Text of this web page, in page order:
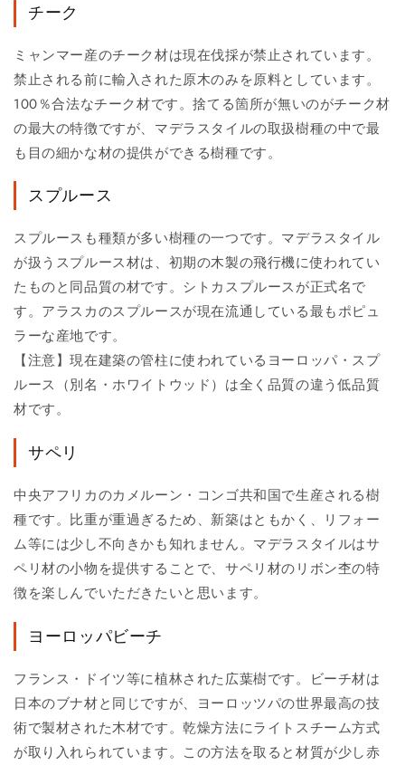
チーク
ミャンマー産のチーク材は現在伐採が禁止されています。
禁止される前に輸入された原木のみを原料としています。
100％合法なチーク材です。捨てる箇所が無いのがチーク材
の最大の特徴ですが、マデラスタイルの取扱樹種の中で最
も目の細かな材の提供ができる樹種です。
スプルース
スプルースも種類が多い樹種の一つです。マデラスタイル
が扱うスプルース材は、初期の木製の飛行機に使われてい
たものと同品質の材です。シトカスプルースが正式名で
す。アラスカのスプルースが現在流通している最もポピュ
ラーな産地です。
【注意】現在建築の管柱に使われているヨーロッパ・スプ
ルース（別名・ホワイトウッド）は全く品質の違う低品質
材です。
サペリ
中央アフリカのカメルーン・コンゴ共和国で生産される樹
種です。比重が重過ぎるため、新築はともかく、リフォー
ム等には少し不向きかも知れません。マデラスタイルはサ
ペリ材の小物を提供することで、サペリ材のリボン杢の特
徴を楽しんでいただきたいと思います。
ヨーロッパビーチ
フランス・ドイツ等に植林された広葉樹です。ビーチ材は
日本のブナ材と同じですが、ヨーロッツパの世界最高の技
術で製材された木材です。乾燥方法にライトスチーム方式
が取り入れられています。この方法を取ると材質が少し赤